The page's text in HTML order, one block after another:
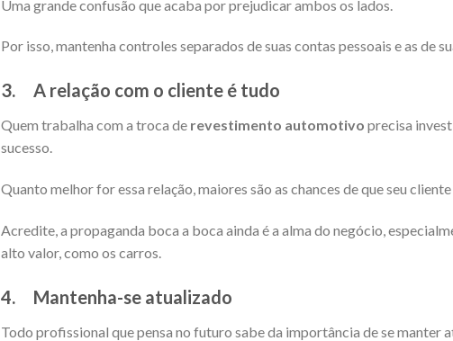
Uma grande confusão que acaba por prejudicar ambos os lados.
Por isso, mantenha controles separados de suas contas pessoais e as de
3. A relação com o cliente é tudo
Quem trabalha com a troca de revestimento automotivo precisa
sucesso.
Quanto melhor for essa relação, maiores são as chances de que seu
Acredite, a propaganda boca a boca ainda é a alma do negócio,
alto valor, como os carros.
4. Mantenha-se atualizado
Todo profissional que pensa no futuro sabe da importância de se manter